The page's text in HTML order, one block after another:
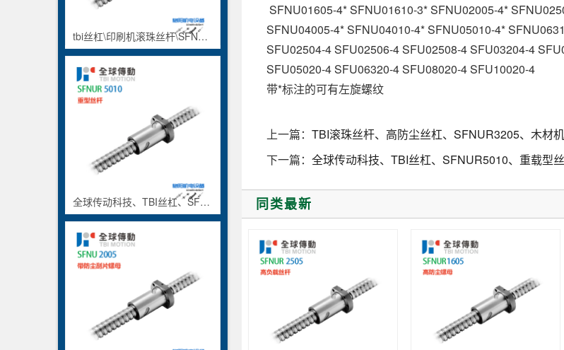
tbi丝杠\印刷机滚珠丝杆\SFNU3210
全球传动科技、TBI丝杠、SFNUR5010、重载型丝杆
SFNU01605-4* SFNU01610-3* SFNU02005-4*
SFNU04005-4* SFNU04010-4* SFNU05010-4*
SFU02504-4 SFU02506-4 SFU02508-4 SFU03204-4
SFU05020-4 SFU06320-4 SFU08020-4 SFU10020-4
带*标注的可有左旋螺纹
上一篇： TBI滚珠丝杆、高防尘丝杠、SFNUR3205、木材
下一篇： 全球传动科技、TBI丝杠、SFNUR5010、重载型
同类最新